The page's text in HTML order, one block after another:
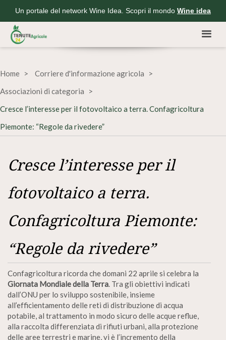
Un portale del network Wine Idea. Scopri il mondo Wine idea
Home
Corriere d'informazione agricola
Associazioni di categoria
Cresce l’interesse per il fotovoltaico a terra. Confagricoltura
Piemonte: “Regole da rivedere”
Cresce l’interesse per il
fotovoltaico a terra.
Confagricoltura Piemonte:
“Regole da rivedere”
Confagricoltura ricorda che domani 22 aprile si celebra la
Giornata Mondiale della Terra. Tra gli obiettivi indicati
dall’ONU per lo sviluppo sostenibile, insieme
all’efficientamento delle reti di distribuzione di acqua
potabile, al trattamento in modo sicuro delle acque reflue,
alla raccolta differenziata di rifiuti urbani, alla protezione
delle aree terrestri e marine, vi è l’incremento della